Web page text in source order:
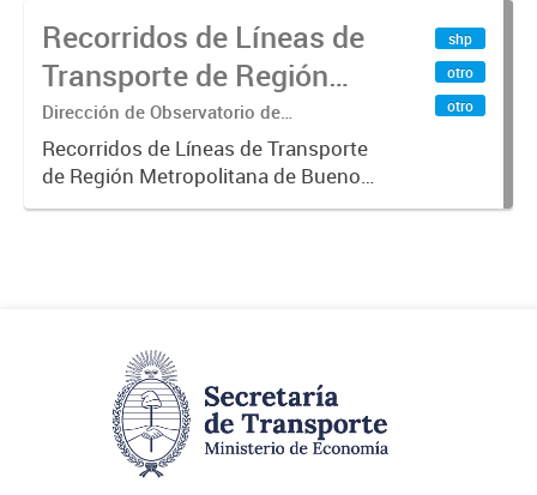
Recorridos de Líneas de
Transporte de Región
Metropolitana de
Buenos Aires (RMBA)
Dirección de Observatorio de
Transporte, Estudio y Sistemas
Recorridos de Líneas de Transporte
de Región Metropolitana de Buenos
Aires (RMBA).-
shp
otro
otro